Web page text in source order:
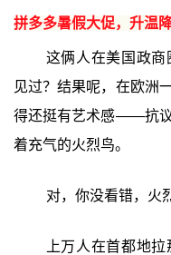
拼多多暑假大促，升温
这俩人在美国政
见过？结果呢，在欧洲
得还挺有艺术感——抗
着充气的火烈鸟。
对，你没看错，火
上万人在首都地